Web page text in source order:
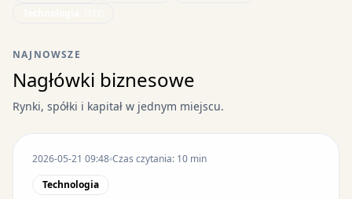
NAJNOWSZE
Nagłówki biznesowe
Rynki, spółki i kapitał w jednym miejscu.
2026-05-21 09:48 Czas czytania: 10 min
Technologia